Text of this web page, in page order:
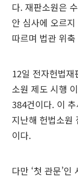
다. 재판소원은
안 심사에 오르
따르며 법관 위
12일 전자헌법
소원 제도 시행
384건이다. 이
지난해 헌법소원
이다.
다만 ‘첫 관문’